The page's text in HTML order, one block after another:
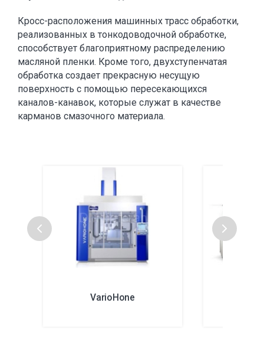
Кросс-расположения машинных трасс обработки,
реализованных в тонкодоводочной обработке,
способствует благоприятному распределению
масляной пленки. Кроме того, двухступенчатая
обработка создает прекрасную несущую
поверхность с помощью пересекающихся
каналов-канавок, которые служат в качестве
карманов смазочного материала.
VarioHone